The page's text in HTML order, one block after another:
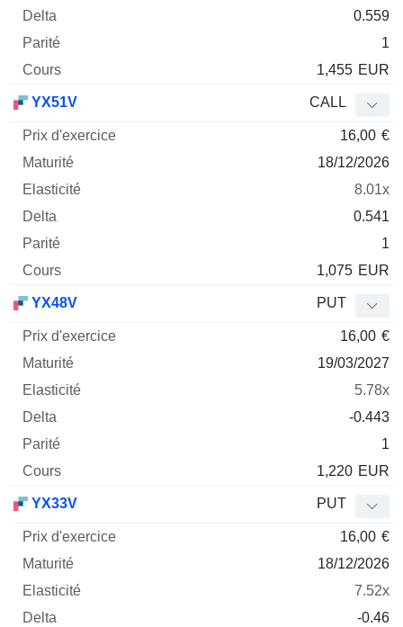
0.559
1
1,455 EUR
YX51V CALL
16,00 €
18/12/2026
8.01x
0.541
1
1,075 EUR
YX48V PUT
16,00 €
19/03/2027
5.78x
-0.443
1
1,220 EUR
YX33V PUT
16,00 €
18/12/2026
7.52x
-0.46